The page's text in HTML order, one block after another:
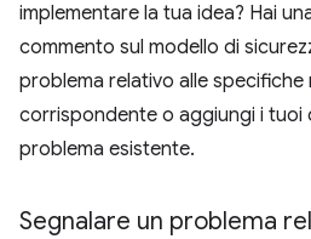
implementare la tua idea? Hai
commento sul modello di
problema relativo alle specifiche
corrispondente o aggiungi i tuoi
problema esistente.
Segnalare un problema